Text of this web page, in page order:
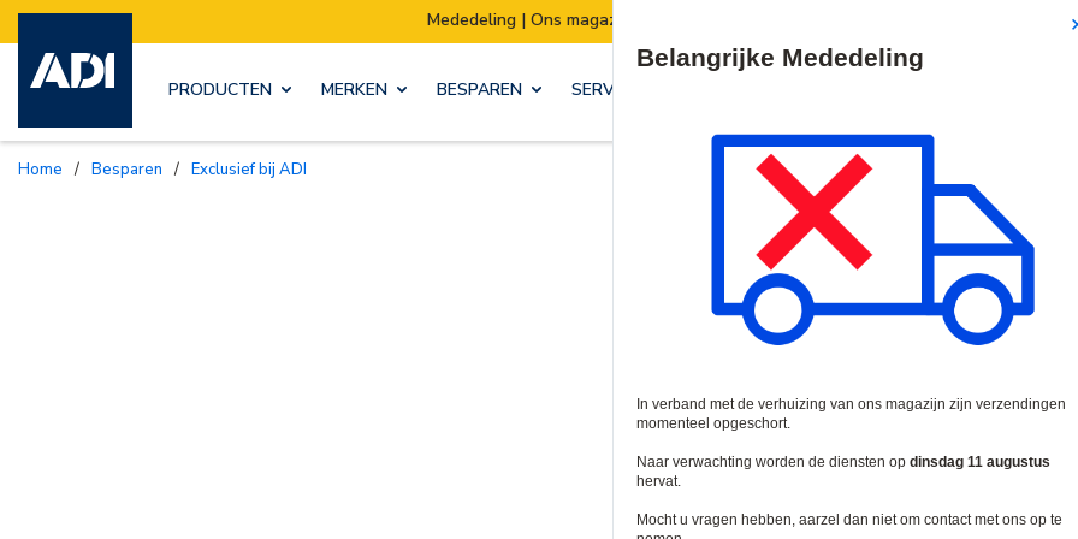
Verzendingen worden van 7 t/m 10 augustus opgeschort.
PRODUCTEN MERKEN BESPAREN SERVICES & OPLOSSINGEN
Home / Besparen / Exclusief bij ADI